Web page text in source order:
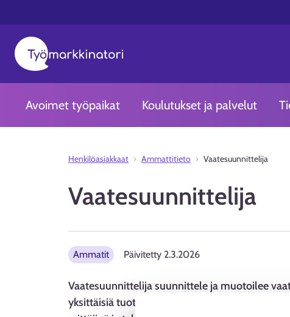
Avoimet työpaikat Koulutukset ja palvelut
Henkilöasiakkaat Ammattitieto Vaatesuunnittelija
Vaatesuunnittelija
Ammatit Päivitetty 2.3.2026
Vaatesuunnittelija suunnittele ja muotoilee
yksittäisiä tuotteita, mallistokokonaisuuksia ja